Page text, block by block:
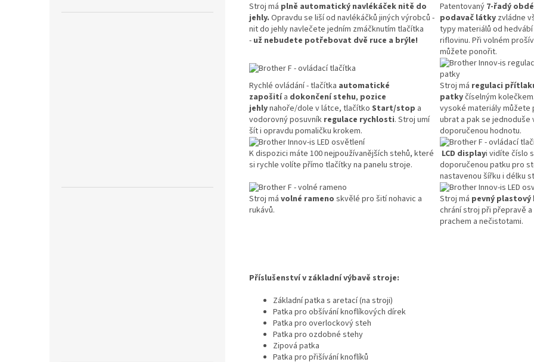
Stroj má plně automatický navlékáček nitě do
jehly. Opravdu se liší od navlékáčků jiných výrobců -
nit do jehly navlečete jedním zmáčknutím tlačítka
- už nebudete potřebovat dvě ruce a brýle!
Patentovaný 7-řadý
podavač látky zvládne
typy materiálů od
riflovinu. Při volném
můžete ponořit.
Rychlé ovládání - tlačítka automatické
zapošitía dokončení stehu, pozice
jehlynahoře/dole v látce, tlačítko Start/stop a
vodorovný posuvník regulace rychlosti. Stroj umí
šít i opravdu pomaličku krokem.
Stroj má regulaci
patkyčíselným
vysoké materiály můžete
ubrat a pak se jednoduše
doporučenou hodnotu.
K dispozici máte 100 nejpoužívanějších stehů, které
si rychle volíte přímo tlačítky na panelu stroje.
LCD displayi vidíte číslo
doporučenou patku pro
nastavenou šířku i délku
Stroj má volné rameno skvělé pro šití nohavic a
rukávů.
Stroj má pevný
chrání stroj při přepravě
prachem a nečistotami.
Příslušenství v základní výbavě stroje:
Základní patka s aretací (na stroji)
Patka pro obšívání knoflíkových dírek
Patka pro overlockový steh
Patka pro ozdobné stehy
Zipová patka
Patka pro přišívání knoflíků